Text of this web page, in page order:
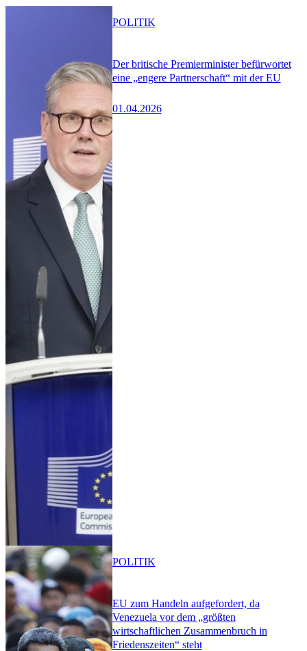
Der britische Premierminister befürwortet
eine „engere Partnerschaft“ mit der EU
01.04.2026
POLITIK
EU zum Handeln aufgefordert, da
Venezuela vor dem „größten
wirtschaftlichen Zusammenbruch in
Friedenszeiten“ steht
POLITIK